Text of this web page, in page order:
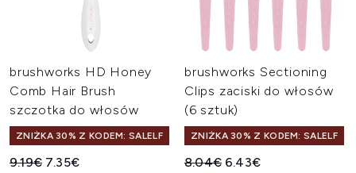
brushworks HD Honey
Comb Hair Brush
szczotka do włosów
ZNIŻKA 30% Z KODEM: SALELF
Sugerowana cena detaliczna:
9.19€ Aktualna cena:
7.35€
brushworks Sectioning
Clips zaciski do włosów
(6 sztuk)
ZNIŻKA 30% Z KODEM: SALELF
Sugerowana cena
8.04€ Aktualna cena:
6.43€